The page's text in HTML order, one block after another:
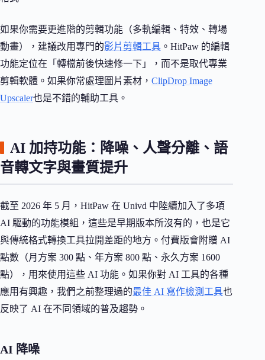
如果你需要更進階的剪輯功能（多軌編輯、特效、轉場
動畫），建議改用專門的影片剪輯工具 。HitPaw 的編輯
功能定位在「轉檔前後快速修一下」，而不是取代專業
剪輯軟體。如果你常處理圖片素材， ClipDrop Image
Upscaler也是不錯的輔助工具。
AI 加持功能：降噪、人聲分離、語
音轉文字與畫質提升
截至 2026 年 5 月，HitPaw 在 Univd 中陸續加入了多項
AI 驅動的功能模組，這些是早期版本所沒有的，也是它
與傳統格式轉換工具拉開差距的地方。付費版會附贈 AI
點數（月方案 300 點、年方案 800 點、永久方案 1600
點），用來使用這些 AI 功能。如果你對 AI 工具的各種
應用有興趣，我們之前整理過的最佳 AI 寫作檢測工具也
反映了 AI 在不同領域的普及趨勢。
AI 降噪